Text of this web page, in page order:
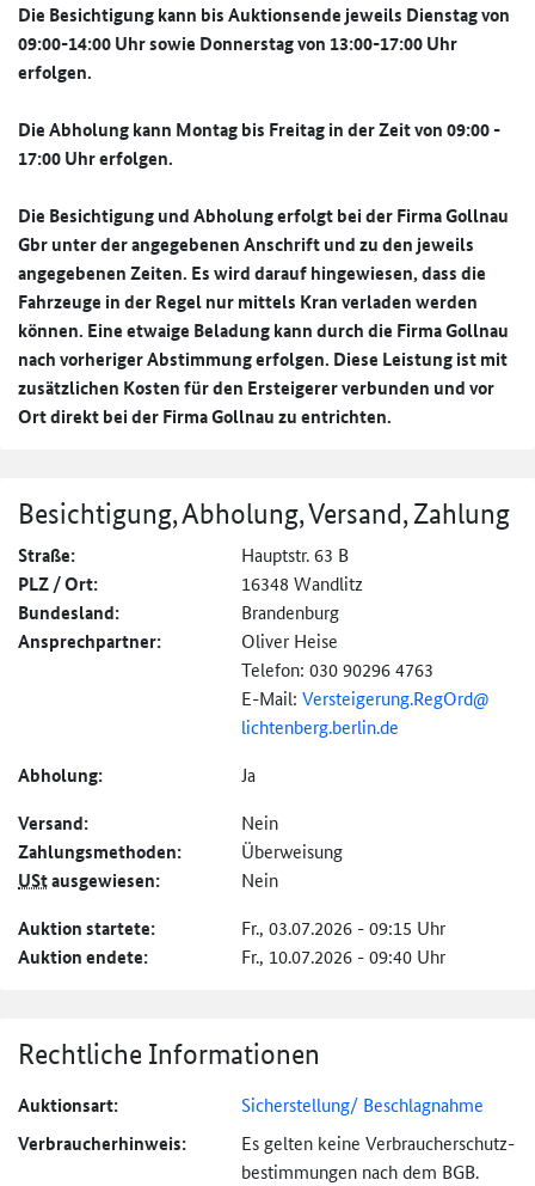
Die Besichtigung kann bis Auktionsende jeweils Dienstag von
09:00-14:00 Uhr sowie Donnerstag von 13:00-17:00 Uhr
erfolgen.
Die Abholung kann Montag bis Freitag in der Zeit von 09:00 -
17:00 Uhr erfolgen.
Die Besichtigung und Abholung erfolgt bei der Firma Gollnau
Gbr unter der angegebenen Anschrift und zu den jeweils
angegebenen Zeiten. Es wird darauf hingewiesen, dass die
Fahrzeuge in der Regel nur mittels Kran verladen werden
können. Eine etwaige Beladung kann durch die Firma Gollnau
nach vorheriger Abstimmung erfolgen. Diese Leistung ist mit
zusätzlichen Kosten für den Ersteigerer verbunden und vor
Ort direkt bei der Firma Gollnau zu entrichten.
Besichtigung, Abholung, Versand, Zahlung
Straße: Hauptstr. 63 B
PLZ / Ort: 16348 Wandlitz
Bundesland: Brandenburg
Ansprechpartner:
Oliver Heise
Telefon: 030 90296 4763
E-Mail: Versteigerung.RegOrd@
lichtenberg.berlin.de
Abholung: Ja
Versand: Nein
Zahlungs­methoden: Überweisung
UStausgewiesen: Nein
Auktion startete: Fr., 03.07.2026 - 09:15 Uhr
Auktion endete: Fr., 10.07.2026 - 09:40 Uhr
Rechtliche Informationen
Auktionsart: Sicherstellung/ Beschlagnahme
Verbraucher­hinweis:
Es gelten keine Verbraucher­schutz­
bestimmungen nach dem BGB.